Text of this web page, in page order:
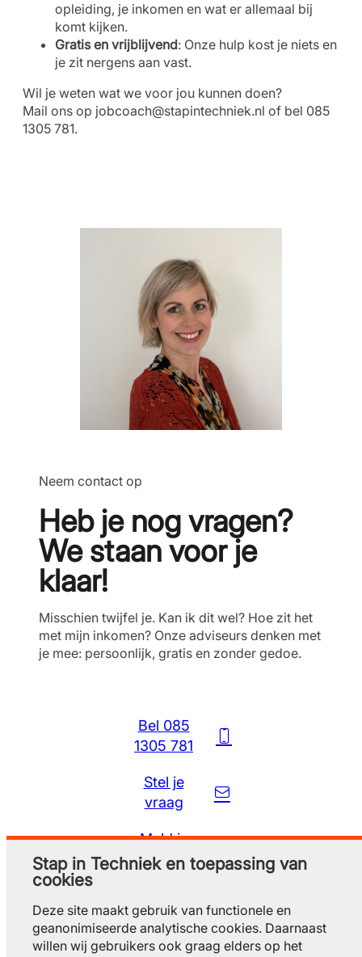
opleiding, je inkomen en wat er allemaal bij
komt kijken.
Gratis en vrijblijvend: Onze hulp kost je niets en
je zit nergens aan vast.
Wil je weten wat we voor jou kunnen doen?
Mail ons op jobcoach@stapintechniek.nl of bel 085
1305 781.
Neem contact op
Heb je nog vragen?
We staan voor je
klaar!
Misschien twijfel je. Kan ik dit wel? Hoe zit het
met mijn inkomen? Onze adviseurs denken met
je mee: persoonlijk, gratis en zonder gedoe.
Bel 085
1305 781
Stel je
vraag
Meld je
gratis aan
Stap in Techniek en toepassing van
cookies
Deze site maakt gebruik van functionele en
geanonimiseerde analytische cookies. Daarnaast
willen wij gebruikers ook graag elders op het